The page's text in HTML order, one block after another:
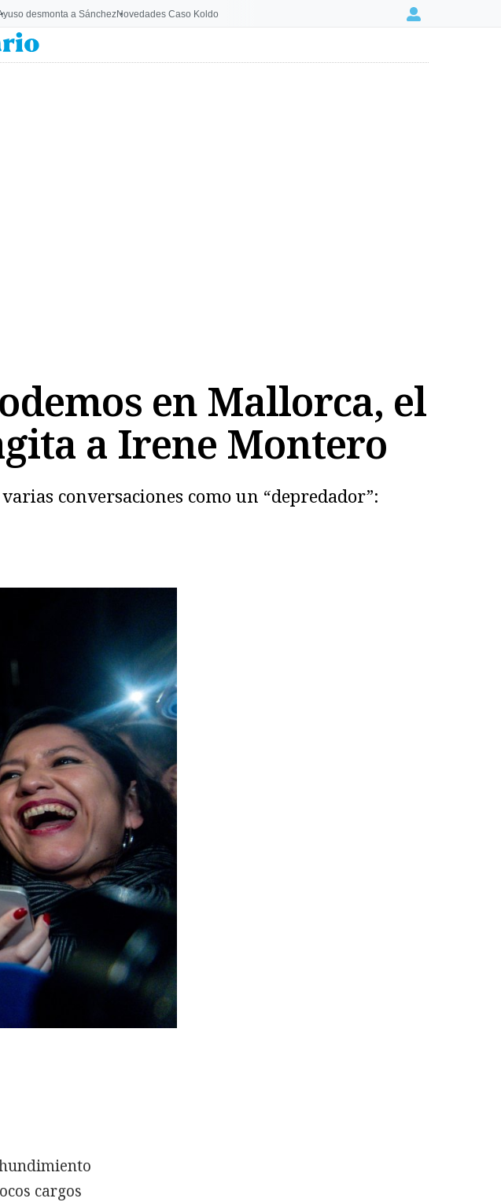
desmonta a SánchezNovedades Caso Koldo Login
en Mallorca, el
a Irene Montero
conversaciones como un “depredador”:
cargos